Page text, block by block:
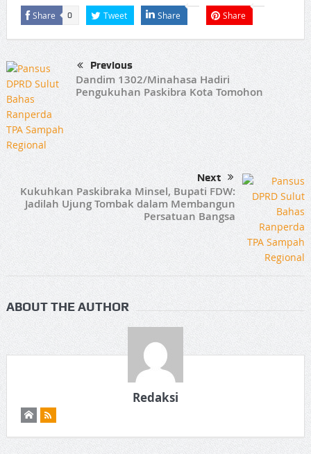
Share 0 Tweet Share Share
Previous
Dandim 1302/Minahasa Hadiri
Pengukuhan Paskibra Kota Tomohon
Next
Kukuhkan Paskibraka Minsel, Bupati FDW:
Jadilah Ujung Tombak dalam Membangun
Persatuan Bangsa
ABOUT THE AUTHOR
Redaksi